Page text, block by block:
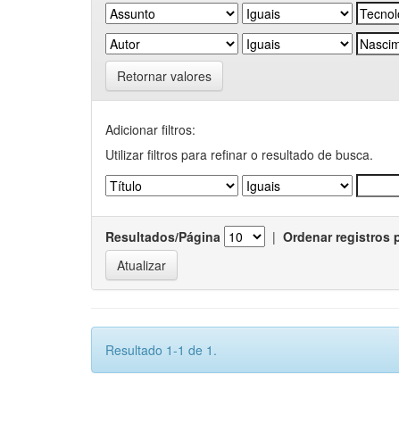
Retornar valores
Adicionar filtros:
Utilizar filtros para refinar o resultado de busca.
Resultados/Página | Ordenar registros
Resultado 1-1 de 1.